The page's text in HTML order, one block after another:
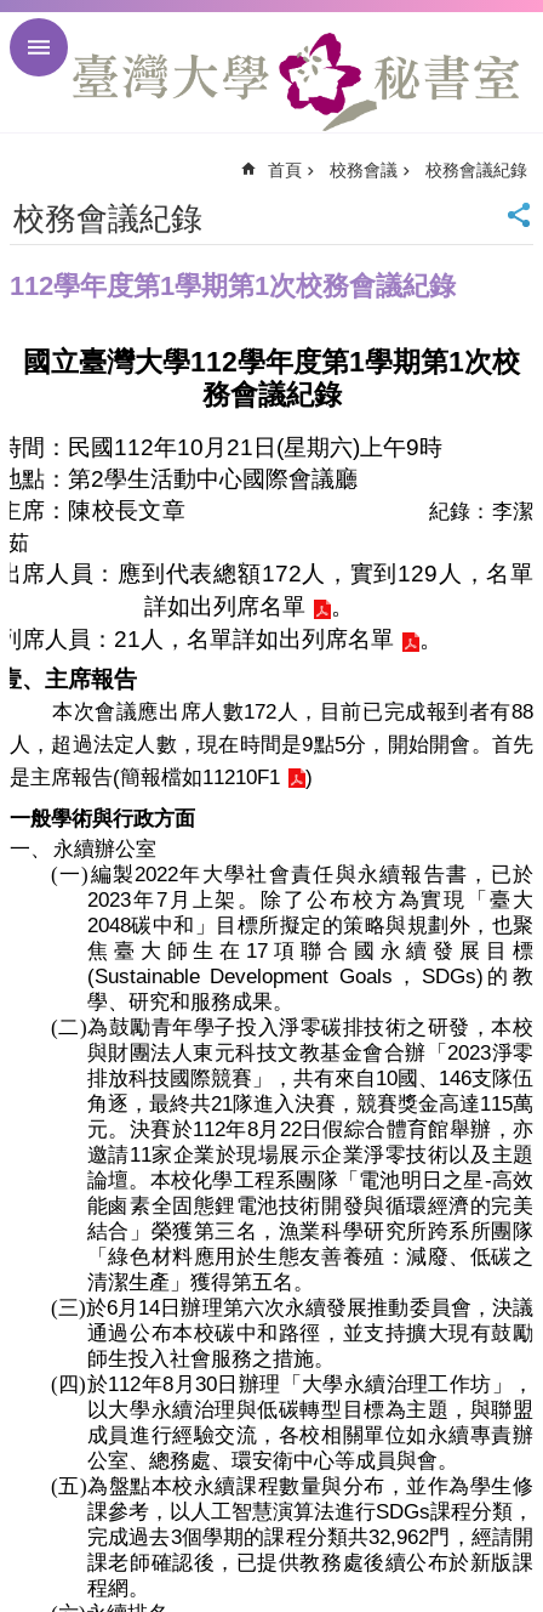
跳到主要內容區塊
首
頁
大
臺
訊
English
網
導
覽
見
問
答
於
書
室
首頁 校務會議 校務會議紀錄
校務會議紀錄
112學年度第1學期第1次校務會議紀錄
國立臺灣大學112學年度第1學期第1次校
務會議紀錄
間：民國112年10 月 21 日 (星期六)上午9時
點：第2學生活動中心國際會議廳
席：陳校長文章
紀錄：李潔
茹
席人員：應到代表總額172 人，實到 129 人，名單
詳如出列席名單
。
席人員： 21 人，名單詳如出列席名單
。
、主席報告
本次會議應出席人數172 人，目前已完成報到者有88
人，超過法定人數，現在時間是9點5分，開始開會。首先
是主席報告(簡報檔如11210F1 )
一般學術與行政方面
一、
永續辦公室
(一)編製2022年大學社會責任與永續報告書，已於
2023年7月上架。除了公布校方為實現「臺大
2048碳中和」目標所擬定的策略與規劃外，也聚
焦臺大師生在 17 項聯合國永續發展目標
(Sustainable Development Goals ， SDGs) 的教
學、研究和服務成果。
(二)為鼓勵青年學子投入淨零碳排技術之研發，本校
與財團法人東元科技文教基金會合辦「2023淨零
排放科技國際競賽」，共有來自10國、 146支隊伍
角逐，最終共21隊進入決賽，競賽獎金高達115萬
元。決賽於112年8月 22日假綜合體育館舉辦，亦
邀請11家企業於現場展示企業淨零技術以及主題
論壇。本校化學工程系團隊「電池明日之星-高效
能鹵素全固態鋰電池技術開發與循環經濟的完美
結合」榮獲第三名，漁業科學研究所跨系所團隊
「綠色材料應用於生態友善養殖：減廢、低碳之
清潔生產」獲得第五名。
(三)於6月 14 日辦理第六次永續發展推動委員會，決議
通過公布本校碳中和路徑，並支持擴大現有鼓勵
師生投入社會服務之措施。
(四)於112年8 月 30日辦理「大學永續治理工作坊」，
以大學永續治理與低碳轉型目標為主題，與聯盟
成員進行經驗交流，各校相關單位如永續專責辦
公室、總務處、環安衛中心等成員與會。
(五)為盤點本校永續課程數量與分布，並作為學生修
課參考，以人工智慧演算法進行SDGs課程分類，
完成過去3個學期的課程分類共32,962門，經請開
課老師確認後，已提供教務處後續公布於新版課
程網。